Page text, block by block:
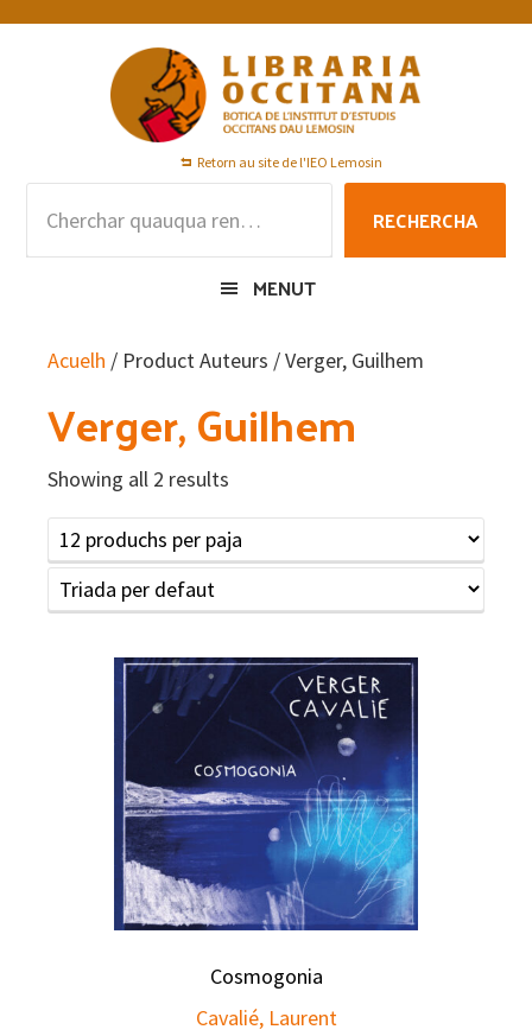
Skip
Skip
Skip
Retorn au site de l'IEO Lemosin
RECHERCHA
MENUT
Acuelh / Product Auteurs / Verger, Guilhem
Verger, Guilhem
Showing all 2 results
Cosmogonia
Cavalié, Laurent